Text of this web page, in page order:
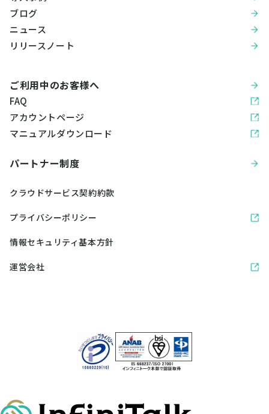
ブログ
ニュース
リリースノート
ご利用中のお客様へ
FAQ
アカウントページ
マニュアルダウンロード
パートナー制度
クラウドサービス契約約款
プライバシーポリシー
情報セキュリティ基本方針
運営会社